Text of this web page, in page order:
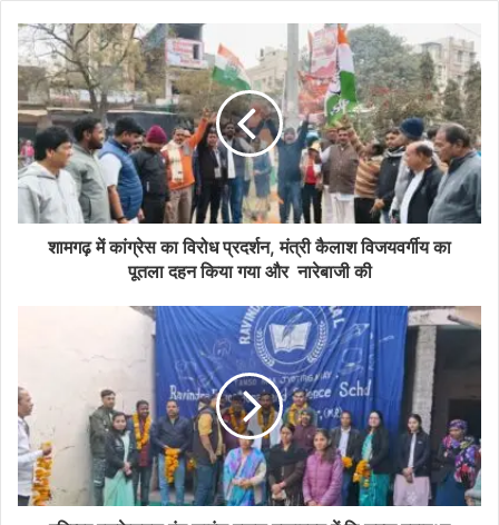
शामगढ़ में कांग्रेस का विरोध प्रदर्शन, मंत्री कैलाश विजयवर्गीय का
पूतला दहन किया गया और नारेबाजी की